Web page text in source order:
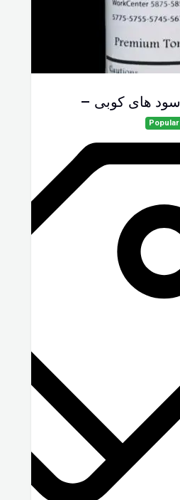
هاى كوبى –
Popular